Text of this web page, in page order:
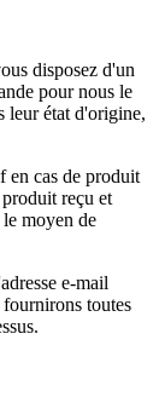
disposez d'un
pour nous le
leur état d'origine,
en cas de produit
reçu et
moyen de
e-mail
toutes